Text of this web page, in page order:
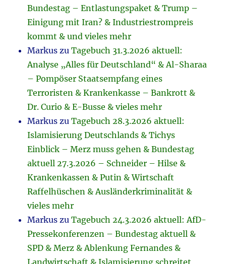
Bundestag – Entlastungspaket & Trump –
Einigung mit Iran? & Industriestrompreis
kommt & und vieles mehr
Markus zuTagebuch 31.3.2026 aktuell:
Analyse „Alles für Deutschland“ & Al-Sharaa
– Pompöser Staatsempfang eines
Terroristen & Krankenkasse – Bankrott &
Dr. Curio & E-Busse & vieles mehr
Markus zuTagebuch 28.3.2026 aktuell:
Islamisierung Deutschlands & Tichys
Einblick – Merz muss gehen & Bundestag
aktuell 27.3.2026 – Schneider – Hilse &
Krankenkassen & Putin & Wirtschaft
Raffelhüschen & Ausländerkriminalität &
vieles mehr
Markus zuTagebuch 24.3.2026 aktuell: AfD-
Pressekonferenzen – Bundestag aktuell &
SPD & Merz & Ablenkung Fernandes &